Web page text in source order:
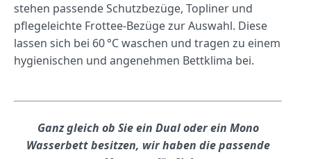
stehen passende Schutzbezüge, Topliner und
pflegeleichte Frottee-Bezüge zur Auswahl. Diese
lassen sich bei 60 °C waschen und tragen zu einem
hygienischen und angenehmen Bettklima bei.
Ganz gleich ob Sie ein Dual oder ein Mono
Wasserbett besitzen, wir haben die passende